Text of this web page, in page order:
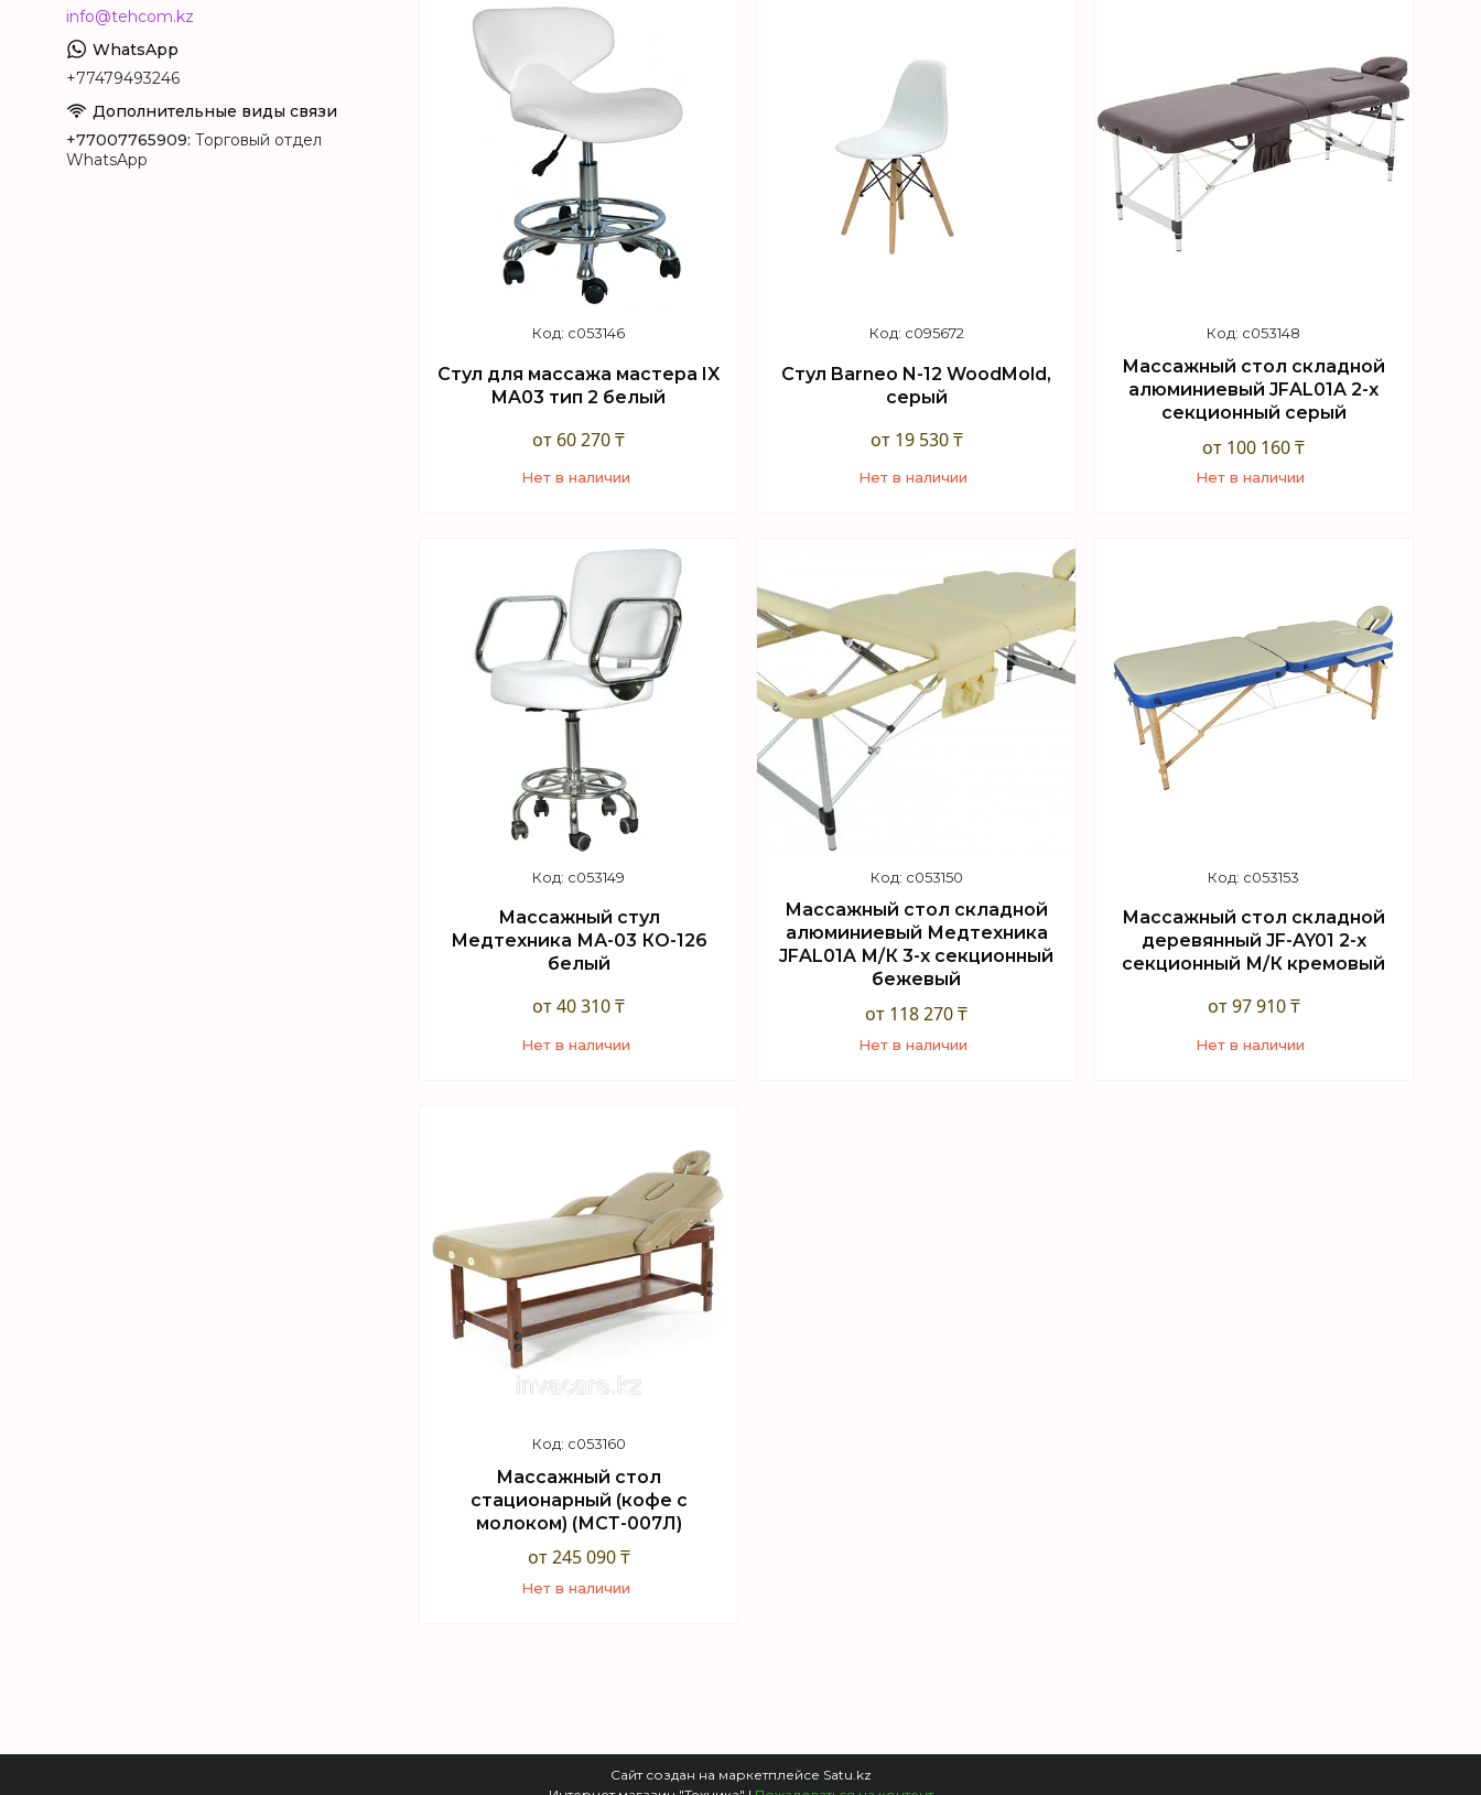
Торговый отдел WhatsApp
c053146
Стул для массажа мастера IX
MA03 тип 2 белый
от 60 270 ₸
Нет в наличии
Торговый отдел WhatsApp
c095672
Стул Barneo N-12 WoodMold,
серый
от 19 530 ₸
Нет в наличии
c053148
Массажный стол складной
алюминиевый JFAL01A 2-х
секционный серый
от 100 160 ₸
Нет в наличии
c053149
Массажный стул
Медтехника МА-03 КО-126
белый
от 40 310 ₸
Нет в наличии
c053150
Массажный стол складной
алюминиевый Медтехника
JFAL01A М/К 3-х секционный
бежевый
от 118 270 ₸
Нет в наличии
c053153
Массажный стол складной
деревянный JF-AY01 2-х
секционный М/К кремовый
от 97 910 ₸
Нет в наличии
c053160
Массажный стол
стационарный (кофе с
молоком) (МСТ-007Л)
от 245 090 ₸
Нет в наличии
info@tehcom.kz
+77479493246
+77007765909 Торговый отдел
WhatsApp
Сайт создан на маркетплейсе Satu.kz